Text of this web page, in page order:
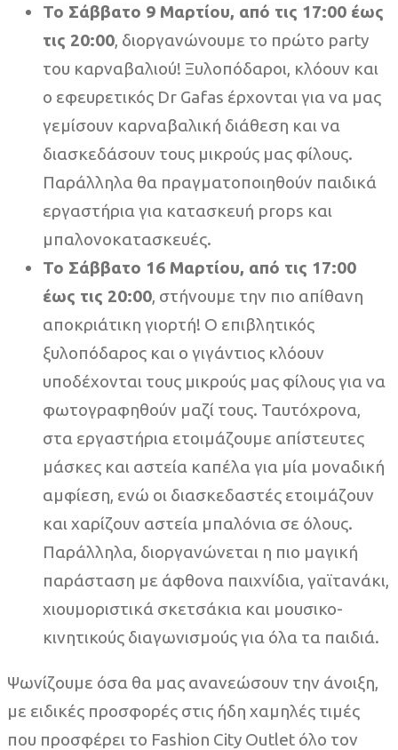
Το Σάββατο 9 Μαρτίου, από τις 17:00 έως
τις 20:00, διοργανώνουμε το πρώτο party
του καρναβαλιού! Ξυλοπόδαροι, κλόουν και
ο εφευρετικός Dr Gafas έρχονται για να μας
γεμίσουν καρναβαλική διάθεση και να
διασκεδάσουν τους μικρούς μας φίλους.
Παράλληλα θα πραγματοποιηθούν παιδικά
εργαστήρια για κατασκευή props και
μπαλονοκατασκευές.
Το Σάββατο 16 Μαρτίου, από τις 17:00
έως τις 20:00, στήνουμε την πιο απίθανη
αποκριάτικη γιορτή! Ο επιβλητικός
ξυλοπόδαρος και ο γιγάντιος κλόουν
υποδέχονται τους μικρούς μας φίλους για να
φωτογραφηθούν μαζί τους. Ταυτόχρονα,
στα εργαστήρια ετοιμάζουμε απίστευτες
μάσκες και αστεία καπέλα για μία μοναδική
αμφίεση, ενώ οι διασκεδαστές ετοιμάζουν
και χαρίζουν αστεία μπαλόνια σε όλους.
Παράλληλα, διοργανώνεται η πιο μαγική
παράσταση με άφθονα παιχνίδια, γαϊτανάκι,
χιουμοριστικά σκετσάκια και μουσικο-
κινητικούς διαγωνισμούς για όλα τα παιδιά.
Ψωνίζουμε όσα θα μας ανανεώσουν την άνοιξη,
με ειδικές προσφορές στις ήδη χαμηλές τιμές
που προσφέρει το Fashion City Outlet όλο τον